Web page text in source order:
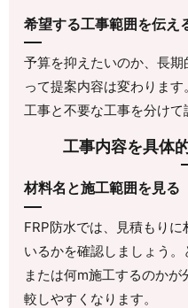
希望する工事範囲を伝え
予算を抑えたいのか、長
って提案内容は変わりま
工事と不要な工事を分けて
工事内容を具体
材料名と施工範囲を見る
FRP防水では、見積もり
いるかを確認しましょう
または何m施工するのか
較しやすくなります。